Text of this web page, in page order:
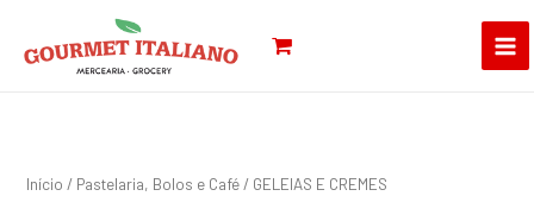
content
Início / Pastelaria, Bolos e Café/ GELEIAS E CREMES